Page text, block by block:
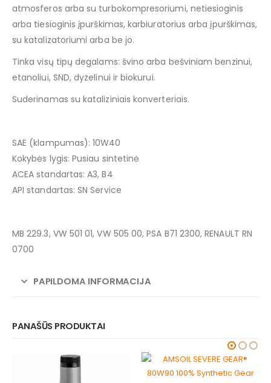
atmosferos arba su turbokompresoriumi, netiesioginis
arba tiesioginis įpurškimas, karbiuratorius arba įpurškimas,
su katalizatoriumi arba be jo.
Tinka visų tipų degalams: švino arba bešviniam benzinui,
etanoliui, SND, dyzelinui ir biokurui.
Suderinamas su kataliziniais konverteriais.
SAE (klampumas): 10W40
Kokybės lygis: Pusiau sintetinė
ACEA standartas: A3, B4
API standartas: SN Service
MB 229.3, VW 501 01, VW 505 00, PSA B71 2300, RENAULT RN
0700
PAPILDOMA INFORMACIJA
PANAŠŪS PRODUKTAI